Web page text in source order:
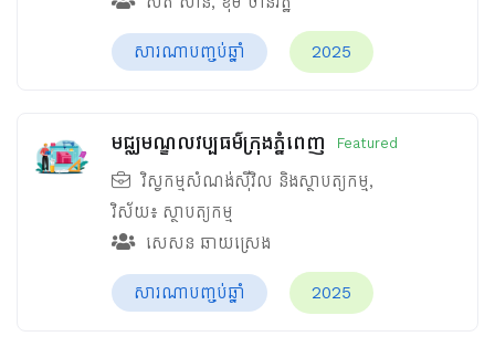
សារណាបញ្ចប់ឆ្នាំ 2025
មជ្ឈមណ្ឌលវប្បធម៌ក្រុងភ្នំពេញ Featured
វិស្វកម្មសំណង់ស៊ីវិល និងស្ថាបត្យកម្ម,
វិស័យ៖ ស្ថាបត្យកម្ម
សេសន ឆាយស្រេង
សារណាបញ្ចប់ឆ្នាំ 2025